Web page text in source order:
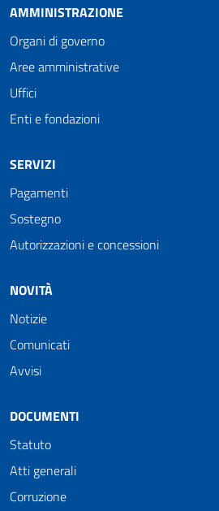
AMMINISTRAZIONE
Organi di governo
Aree amministrative
Uffici
Enti e fondazioni
SERVIZI
Pagamenti
Sostegno
Autorizzazioni e concessioni
NOVITÀ
Notizie
Comunicati
Avvisi
DOCUMENTI
Statuto
Atti generali
Corruzione